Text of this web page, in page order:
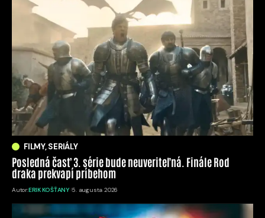
FILMY, SERIÁLY
Posledná časť 3. série bude neuveriteľná. Finále Rod
draka prekvapí príbehom
Autor:ERIK KOŠŤANY 5. augusta 2026